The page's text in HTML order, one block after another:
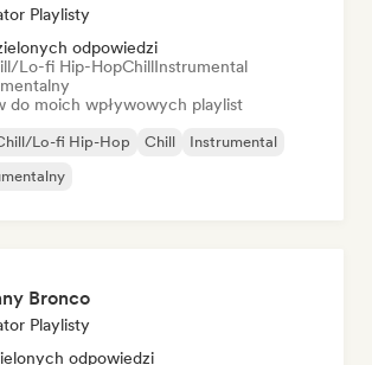
Playlisty
odpowiedzi
Lo-fi Hip-HopChillInstrumental
do moich wpływowych playlist
Lo-fi Hip-Hop Chill
Instrumental
Bronco
Playlisty
odpowiedzi